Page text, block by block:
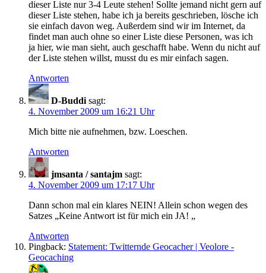
dieser Liste nur 3-4 Leute stehen! Sollte jemand nicht gern auf
dieser Liste stehen, habe ich ja bereits geschrieben, lösche ich
sie einfach davon weg. Außerdem sind wir im Internet, da
findet man auch ohne so einer Liste diese Personen, was ich
ja hier, wie man sieht, auch geschafft habe. Wenn du nicht auf
der Liste stehen willst, musst du es mir einfach sagen.
Antworten
D-Buddi sagt:
4. November 2009 um 16:21 Uhr
Mich bitte nie aufnehmen, bzw. Loeschen.
Antworten
jmsanta / santajm sagt:
4. November 2009 um 17:17 Uhr
Dann schon mal ein klares NEIN! Allein schon wegen des
Satzes „Keine Antwort ist für mich ein JA! „
Antworten
Pingback: Statement: Twitternde Geocacher | Veolore -
Geocaching